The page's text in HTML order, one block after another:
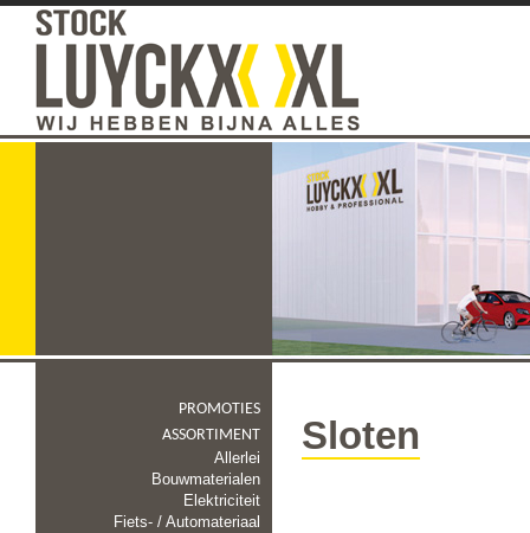
PROMOTIES
ASSORTIMENT
Allerlei
Bouwmaterialen
Elektriciteit
Fiets- / Automateriaal
Sloten